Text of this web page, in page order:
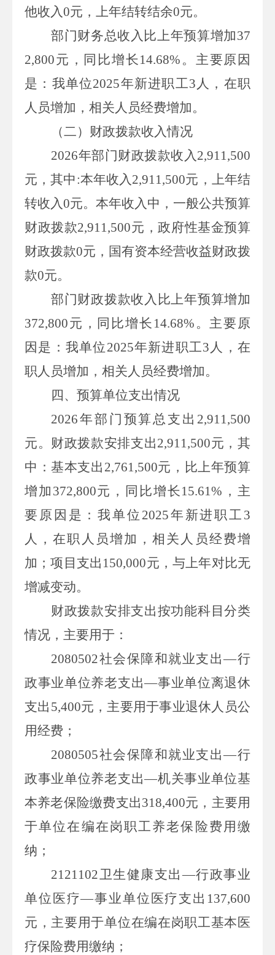
他收入0元，上年结转结余0元。
部门财务总收入比上年预算增加37
2,800元，同比增长 14.68% 。主要原因
是：我单位2025年新进职工3 人，在职
人员增加，相关人员经费增加。
（二）财政拨款收入情况
2026年部门财政拨款收入2,911,500
元，其中:本年收入2,911,500元，上年结
转收入0元。本年收入中，一般公共预算
财政拨款2,911,500元，政府性基金预算
财政拨款0元，国有资本经营收益财政拨
款0元。
部门财政拨款收入比上年预算增加
372,800元，同比增长 14.68% 。主要原
因是：我单位 2025年新进职工3 人，在
职人员增加，相关人员经费增加。
四、 预算单位支出情况
2026年部门预算总支出 2,911,500
元。财政拨款安排支出2,911,500元，其
中：基本支出 2,761,500元，比上年预算
增加 372,800元，同比增长 15.61% ，主
要原因是：我单位 2025年新进职工 3
人，在职人员增加，相关人员经费增
加；项目支出 150,000元，与上年对比无
增减变动。
财政拨款安排支出按功能科目分类
情况，主要用于：
2080502社会保障和就业支出—行
政事业单位养老支出—事业单位离退休
支出 5,400元，主要用于事业退休人员公
用经费；
2080505社会保障和就业支出—行
政事业单位养老支出—机关事业单位基
本养老保险缴费支出318,400元，主要用
于单位在编在岗职工养老保险费用缴
纳；
2121102卫生健康支出—行政事业
单位医疗—事业单位医疗支出 137,600
元，主要用于单位在编在岗职工基本医
疗保险费用缴纳；